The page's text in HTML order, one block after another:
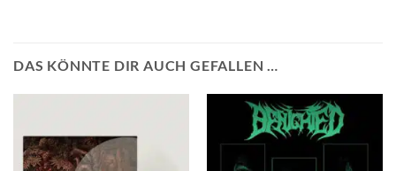
DAS KÖNNTE DIR AUCH GEFALLEN …